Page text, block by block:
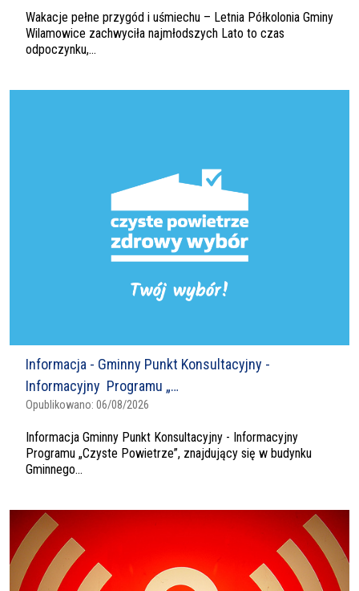
Wakacje pełne przygód i uśmiechu – Letnia Półkolonia Gminy
Wilamowice zachwyciła najmłodszych Lato to czas
odpoczynku,...
Informacja - Gminny Punkt Konsultacyjny -
Informacyjny Programu „…
Opublikowano: 06/08/2026
Informacja Gminny Punkt Konsultacyjny - Informacyjny
Programu „Czyste Powietrze”, znajdujący się w budynku
Gminnego...